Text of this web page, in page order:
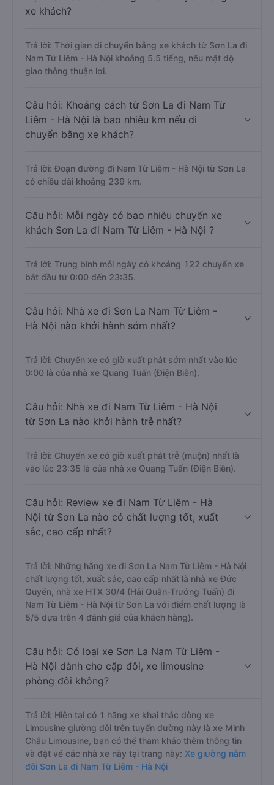
xe khách?
Trả lời: Thời gian di chuyển bằng xe khách từ Sơn La đi
Nam Từ Liêm - Hà Nội khoảng 5.5 tiếng, nếu mật độ
giao thông thuận lợi.
Câu hỏi: Khoảng cách từ Sơn La đi Nam Từ
Liêm - Hà Nội là bao nhiêu km nếu di
chuyển bằng xe khách?
Trả lời: Đoạn đường đi Nam Từ Liêm - Hà Nội từ Sơn La
có chiều dài khoảng 239 km.
Câu hỏi: Mỗi ngày có bao nhiêu chuyến xe
khách Sơn La đi Nam Từ Liêm - Hà Nội ?
Trả lời: Trung bình mỗi ngày có khoảng 122 chuyến xe
bắt đầu từ 0:00 đến 23:35.
Câu hỏi: Nhà xe đi Sơn La Nam Từ Liêm -
Hà Nội nào khởi hành sớm nhất?
Trả lời: Chuyến xe có giờ xuất phát sớm nhất vào lúc
0:00 là của nhà xe Quang Tuấn (Điện Biên).
Câu hỏi: Nhà xe đi Nam Từ Liêm - Hà Nội
từ Sơn La nào khởi hành trễ nhất?
Trả lời: Chuyến xe có giờ xuất phát trễ (muộn) nhất là
vào lúc 23:35 là của nhà xe Quang Tuấn (Điện Biên).
Câu hỏi: Review xe đi Nam Từ Liêm - Hà
Nội từ Sơn La nào có chất lượng tốt, xuất
sắc, cao cấp nhất?
Trả lời: Những hãng xe đi Sơn La Nam Từ Liêm - Hà Nội
chất lượng tốt, xuất sắc, cao cấp nhất là nhà xe Đức
Quyến, nhà xe HTX 30/4 (Hải Quân-Trưởng Tuấn) đi
Nam Từ Liêm - Hà Nội từ Sơn La với điểm chất lượng là
5/5 dựa trên 4 đánh giá của khách hàng).
Câu hỏi: Có loại xe Sơn La Nam Từ Liêm -
Hà Nội dành cho cặp đôi, xe limousine
phòng đôi không?
Trả lời: Hiện tại có 1 hãng xe khai thác dòng xe
Limousine giường đôi trên tuyến đường này là xe Minh
Châu Limousine, bạn có thể tham khảo thêm thông tin
và đặt vé các nhà xe này tại trang này: Xe giường nằm
đôi Sơn La đi Nam Từ Liêm - Hà Nội